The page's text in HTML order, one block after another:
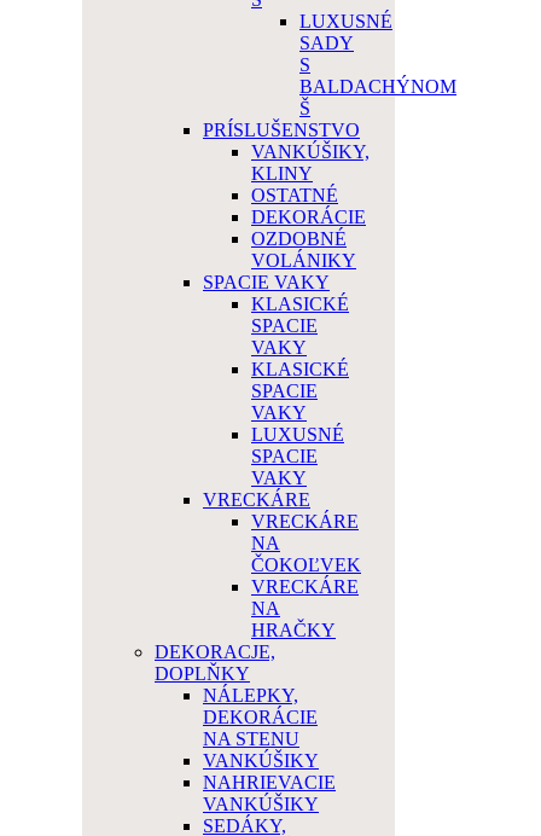
LUXUSNÉ
SADY
S
BALDACHÝNOM
Š
PRÍSLUŠENSTVO
VANKÚŠIKY,
KLINY
OSTATNÉ
DEKORÁCIE
OZDOBNÉ
VOLÁNIKY
SPACIE VAKY
KLASICKÉ
SPACIE
VAKY
KLASICKÉ
SPACIE
VAKY
LUXUSNÉ
SPACIE
VAKY
VRECKÁRE
VRECKÁRE
NA
ČOKOĽVEK
VRECKÁRE
NA
HRAČKY
DEKORACJE,
DOPLŇKY
NÁLEPKY,
DEKORÁCIE
NA STENU
VANKÚŠIKY
NAHRIEVACIE
VANKÚŠIKY
SEDÁKY,